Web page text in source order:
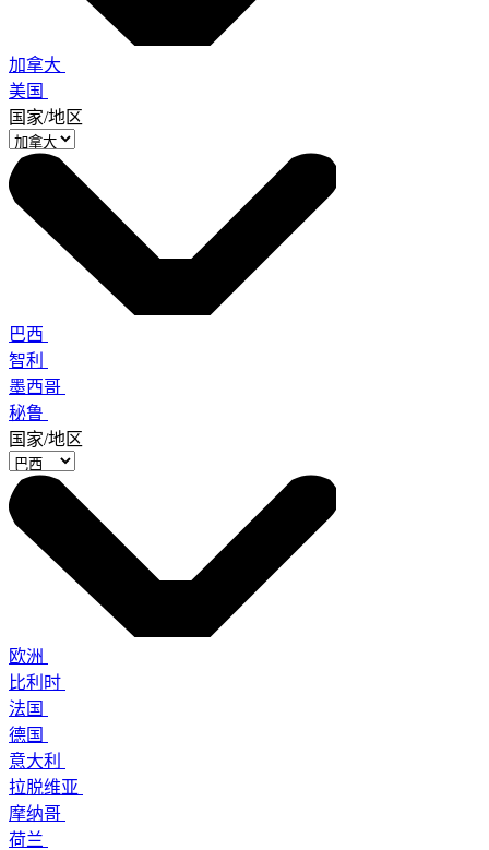
加拿大
美国
国家/地区
巴西
智利
墨西哥
秘鲁
国家/地区
欧洲
比利时
法国
德国
意大利
拉脱维亚
摩纳哥
荷兰